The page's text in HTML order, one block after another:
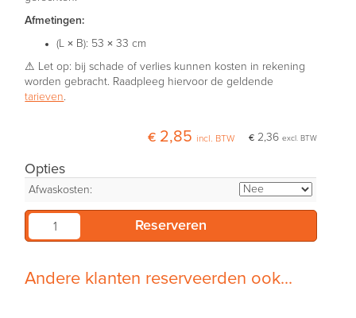
Afmetingen:
(L × B): 53 × 33 cm
⚠ Let op: bij schade of verlies kunnen kosten in rekening
worden gebracht. Raadpleeg hiervoor de geldende
tarieven.
€ 2,36 excl. BTW
€ 2,85 incl. BTW
Opties
Afwaskosten:
Andere klanten reserveerden ook...